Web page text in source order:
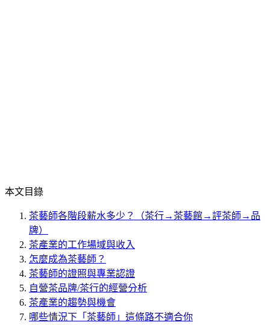
本文目錄
茶藝師各階段薪水多少？（茶行→茶藝館→評茶師→品
牌）
茶產業的工作場域與收入
怎麼成為茶藝師？
茶藝師的證照與專業認證
自營茶品牌/茶行的經營分析
茶產業的趨勢與機會
哪些情況下「茶藝師」這條路不適合你